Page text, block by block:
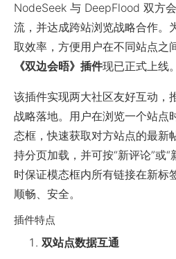
NodeSeek 与 DeepFlood 双方
流，并达成跨站浏览战略合作。
取效率，方便用户在不同站点之
《双边会晤》插件现已正式上线。
该插件实现两大社区友好互动，
战略落地。用户在浏览一个站点
态框，快速获取对方站点的最新
持分页加载，并可按“新评论”或
时保证模态框内所有链接在新标
顺畅、安全。
插件特点
双站点数据互通